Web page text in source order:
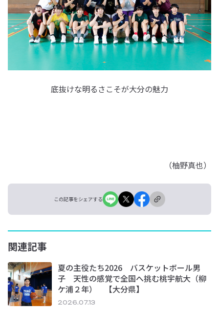
底抜けな明るさこそが大分の魅力
（柚野真也）
この記事をシェアする
関連記事
夏の主役たち2026 バスケットボール男
子 天性の感覚で全国へ挑む桃宇航大（柳
ケ浦２年） 【大分県】
2026.07.13